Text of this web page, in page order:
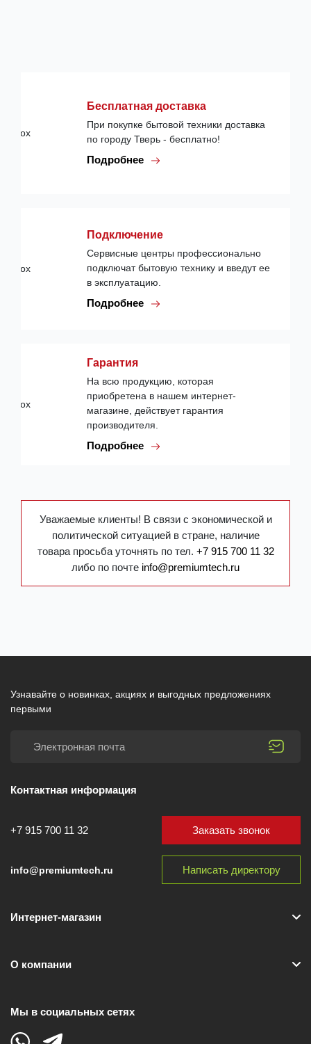
Бесплатная доставка
При покупке бытовой техники доставка
по городу Тверь - бесплатно!
Подробнее
Подключение
Сервисные центры профессионально
подключат бытовую технику и введут ее
в эксплуатацию.
Подробнее
Гарантия
На всю продукцию, которая
приобретена в нашем интернет-
магазине, действует гарантия
производителя.
Подробнее
Уважаемые клиенты! В связи с экономической и
политической ситуацией в стране, наличие
товара просьба уточнять по тел. +7 915 700 11 32
либо по почте info@premiumtech.ru
Узнавайте о новинках, акциях и выгодных предложениях
первыми
Контактная информация
+7 915 700 11 32
info@premiumtech.ru
Заказать звонок
Написать директору
Интернет-магазин
О компании
Мы в социальных сетях